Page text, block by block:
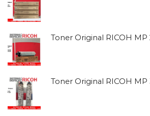
Toner Original RICOH MP